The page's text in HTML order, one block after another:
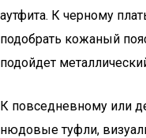
аутфита. К черному
подобрать кожаный
подойдет
К повседневному или
нюдовые туфли,